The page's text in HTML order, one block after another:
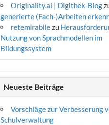
Originality.ai | Digithek-Blog
generierte (Fach-)Arbeiten
retemirabilezu
Nutzung von Sprachmodellen im
Bildungssystem
Neueste Beiträge
Vorschläge zur Verbesserung
Schulverwaltung